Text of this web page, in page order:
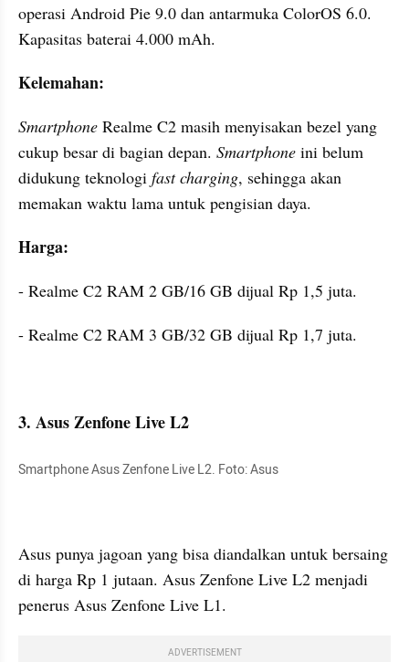
operasi Android Pie 9.0 dan antarmuka ColorOS 6.0.
Kapasitas baterai 4.000 mAh.
Kelemahan:
Smartphone Realme C2 masih menyisakan bezel yang
cukup besar di bagian depan. Smartphone ini belum
didukung teknologi fast charging, sehingga akan
memakan waktu lama untuk pengisian daya.
Harga:
- Realme C2 RAM 2 GB/16 GB dijual Rp 1,5 juta.
- Realme C2 RAM 3 GB/32 GB dijual Rp 1,7 juta.
3. Asus Zenfone Live L2
Smartphone Asus Zenfone Live L2. Foto: Asus
Asus punya jagoan yang bisa diandalkan untuk bersaing
di harga Rp 1 jutaan. Asus Zenfone Live L2 menjadi
penerus Asus Zenfone Live L1.
ADVERTISEMENT